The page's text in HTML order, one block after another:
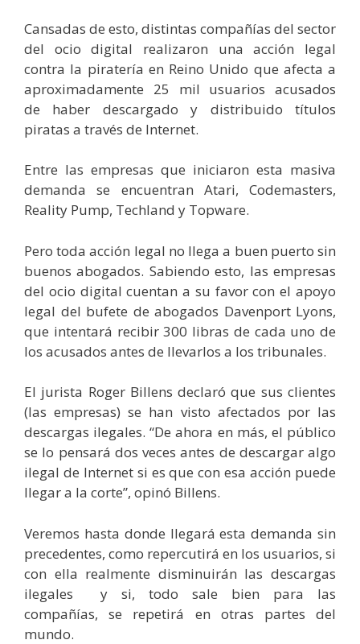
Cansadas de esto, distintas compañías del sector
del ocio digital realizaron una acción legal
contra la piratería en Reino Unido que afecta a
aproximadamente 25 mil usuarios acusados
de haber descargado y distribuido títulos
piratas a través de Internet.
Entre las empresas que iniciaron esta masiva
demanda se encuentran Atari, Codemasters,
Reality Pump, Techland y Topware.
Pero toda acción legal no llega a buen puerto sin
buenos abogados. Sabiendo esto, las empresas
del ocio digital cuentan a su favor con el apoyo
legal del bufete de abogados Davenport Lyons,
que intentará recibir 300 libras de cada uno de
los acusados antes de llevarlos a los tribunales.
El jurista Roger Billens declaró que sus clientes
(las empresas) se han visto afectados por las
descargas ilegales. “De ahora en más, el público
se lo pensará dos veces antes de descargar algo
ilegal de Internet si es que con esa acción puede
llegar a la corte”, opinó Billens.
Veremos hasta donde llegará esta demanda sin
precedentes, como repercutirá en los usuarios, si
con ella realmente disminuirán las descargas
ilegales y si, todo sale bien para las
compañías, se repetirá en otras partes del
mundo.